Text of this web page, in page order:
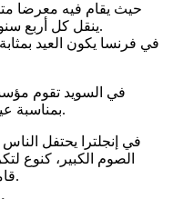
حيث يقام فيه معرضا
ينقل كل أربع سنوات لبلد مختلف، ليزور الكثير من الدول.
في فرنسا يكون العيد
في السويد تقوم
بمناسبة عيد الأسرة، يكون ريع هذه الورود للأمهات.
في إنجلترا يحتفل
الصوم الكبير، كنوع
قامت بتحويله لتبجيل السيدة مريم العذراء.